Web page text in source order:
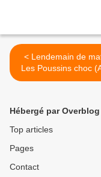
< Lendemain de match /
Les Poussins choc
Kôtôkô)
Hébergé par Overblog
Top articles
Pages
Contact